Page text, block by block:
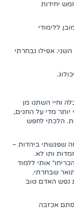
יחידות
ללימודי
אפילו נבחרתי
וחיי השתנו מן
יותר מדי על החגים,
הלכתי לחפש
שפגשתי ביהדות –
ותו לא.
אותי ללמוד
שבחרתי.
נפש האדם טוב
אכזבה